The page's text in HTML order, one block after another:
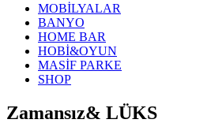
MOBİLYALAR
BANYO
HOME BAR
HOBİ&OYUN
MASİF PARKE
SHOP
Zamansız& LÜKS